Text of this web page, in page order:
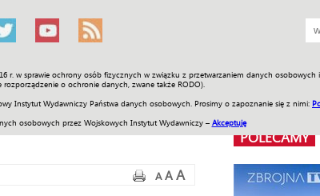
r. w sprawie ochrony osób fizycznych w związku z przetwarzaniem danych
o ochronie danych, zwane także RODO).
Instytut Wydawniczy Państwa danych osobowych. Prosimy o zapoznanie się z nimi:
osobowych przez Wojskowych Instytut Wydawniczy – Akceptuję
Historia Galerie Wideo ENGLISH SKLEP
A A A
POLECAMY